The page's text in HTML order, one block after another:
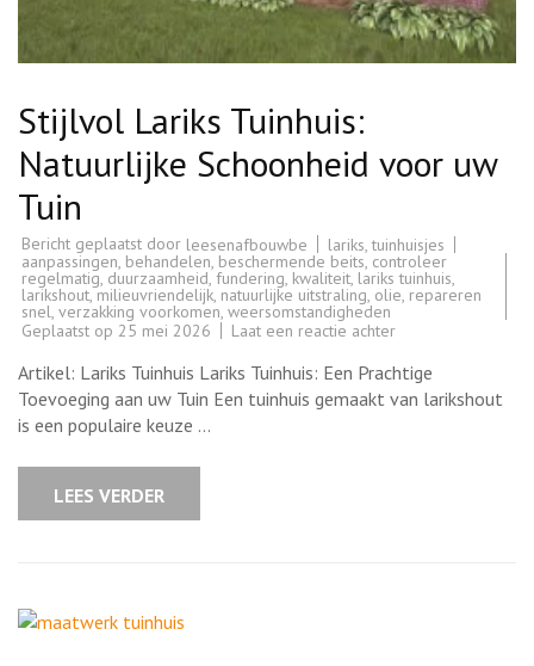
Stijlvol Lariks Tuinhuis:
Natuurlijke Schoonheid voor uw
Tuin
Bericht geplaatst door leesenafbouwbe lariks ,tuinhuisjes
aanpassingen, behandelen, beschermende beits, controleer
regelmatig, duurzaamheid, fundering, kwaliteit, lariks tuinhuis,
larikshout, milieuvriendelijk, natuurlijke uitstraling, olie, repareren
snel, verzakking voorkomen, weersomstandigheden
Geplaatst op 25 mei 2026 Laat een reactie achterop
Lariks
Tuinhuis:
Natuurlijke
Schoonheid
Artikel: Lariks Tuinhuis Lariks Tuinhuis: Een Prachtige
Toevoeging aan uw Tuin Een tuinhuis gemaakt van larikshout
is een populaire keuze …
LEES VERDER